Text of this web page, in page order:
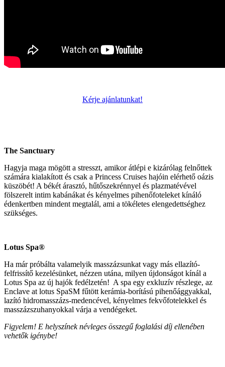
Kérje ajánlatunkat!
The Sanctuary
Hagyja maga mögött a stresszt, amikor átlépi e kizárólag felnőttek
számára kialakított és csak a Princess Cruises hajóin elérhető oázis
küszöbét! A békét árasztó, hűtőszekrénnyel és plazmatévével
fölszerelt intim kabánákat és kényelmes pihenőfoteleket kínáló
édenkertben mindent megtalál, ami a tökéletes elengedettséghez
szükséges.
Lotus Spa®
Ha már próbálta valamelyik masszázsunkat vagy más ellazító-
felfrissítő kezelésünket, nézzen utána, milyen újdonságot kínál a
Lotus Spa az új hajók fedélzetén! A spa egy exkluzív részlege, az
Enclave at lotus SpaSM fűtött kerámia-borítású pihenőággyakkal,
lazító hidromasszázs-medencével, kényelmes fekvőfotelekkel és
masszázszuhanyokkal várja a vendégeket.
Figyelem! E helyszínek névleges összegű foglalási díj ellenében
vehetők igénybe!